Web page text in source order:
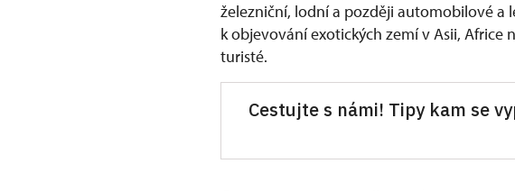
železniční, lodní a později automobilové a
k objevování exotických zemí v Asii,
turisté.
Cestujte s námi! Tipy kam se